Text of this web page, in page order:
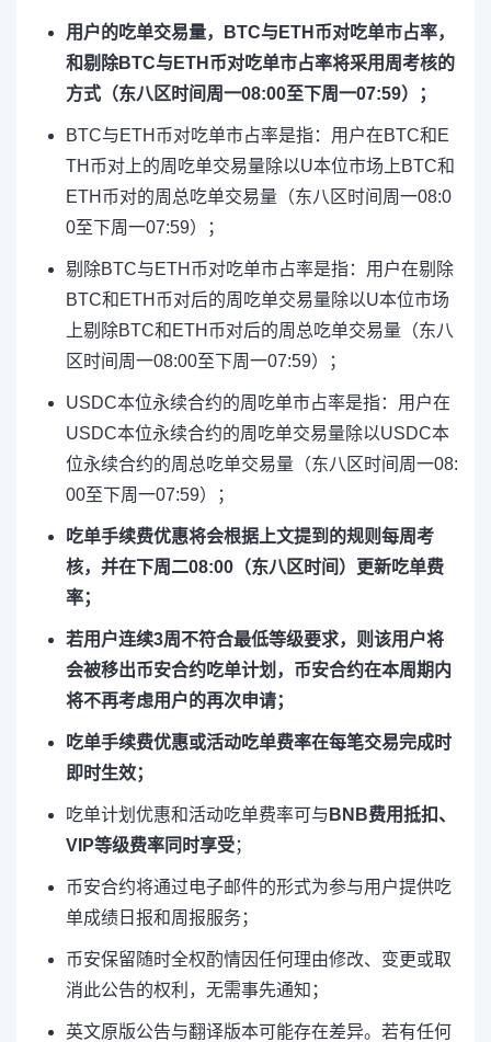
用户的吃单交易量，BTC与ETH币对吃单市占率，
和剔除BTC与ETH币对吃单市占率将采用周考核的
方式（东八区时间周一08:00至下周一07:59）；
BTC与ETH币对吃单市占率是指：用户在BTC和E
TH币对上的周吃单交易量除以U本位市场上BTC和
ETH币对的周总吃单交易量（东八区时间周一08:0
0至下周一07:59）；
剔除BTC与ETH币对吃单市占率是指：用户在剔除
BTC和ETH币对后的周吃单交易量除以U本位市场
上剔除BTC和ETH币对后的周总吃单交易量（东八
区时间周一08:00至下周一07:59）；
USDC本位永续合约的周吃单市占率是指：用户在
USDC本位永续合约的周吃单交易量除以USDC本
位永续合约的周总吃单交易量（东八区时间周一08:
00至下周一07:59）；
吃单手续费优惠将会根据上文提到的规则每周考
核，并在下周二08:00（东八区时间）更新吃单费
率；
若用户连续3周不符合最低等级要求，则该用户将
会被移出币安合约吃单计划，币安合约在本周期内
将不再考虑用户的再次申请；
吃单手续费优惠或活动吃单费率在每笔交易完成时
即时生效；
吃单计划优惠和活动吃单费率可与 BNB费用抵扣 、
VIP等级费率同时享受；
币安合约将通过电子邮件的形式为参与用户提供吃
单成绩日报和周报服务；
币安保留随时全权酌情因任何理由修改、变更或取
消此公告的权利，无需事先通知；
英文原版公告与翻译版本可能存在差异。若有任何